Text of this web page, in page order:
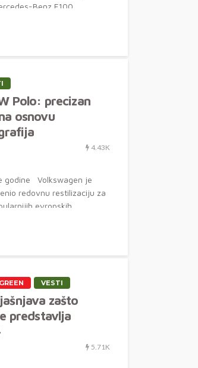
Benz F100...
Polo: precizan
osnovu
4.43K
godine Volkswagen je
redovnu restilizaciju za
evropskih
VESTI
zašto
predstavlja
5.71K